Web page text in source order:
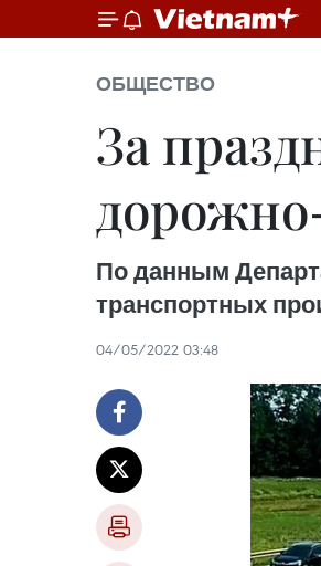
ОБЩЕСТВО
За
По данным
транспортных
04/05/2022 03:48